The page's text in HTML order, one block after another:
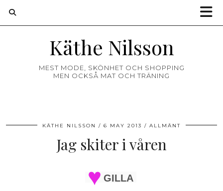
Käthe Nilsson
MEST MODE, SKÖNHET OCH SHOPPING
MEN OCKSÅ MAT OCH TRÄNING
KÄTHE NILSSON 6 MAY 2013 ALLMÄNT
Jag skiter i våren
GILLA